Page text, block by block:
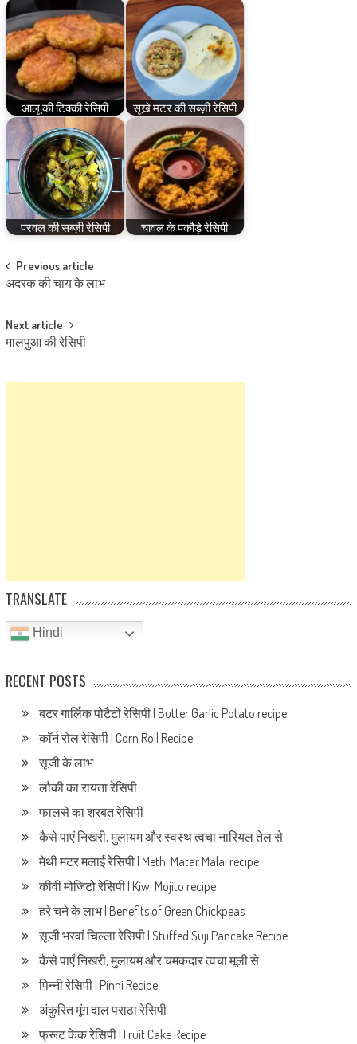
आलू की टिक्की रेसिपी सूखे मटर की सब्ज़ी रेसिपी
परवल की सब्ज़ी रेसिपी चावल के पकौड़े रेसिपी
Post
navigation
Previous article
अदरक की चाय के लाभ
Next article
मालपुआ की रेसिपी
TRANSLATE
Hindi
RECENT POSTS
बटर गार्लिक पोटैटो रेसिपी | Butter Garlic Potato recipe
कॉर्न रोल रेसिपी | Corn Roll Recipe
सूजी के लाभ
लौकी का रायता रेसिपी
फालसे का शरबत रेसिपी
कैसे पाएं निखरी, मुलायम और स्वस्थ त्वचा नारियल तेल से
मेथी मटर मलाई रेसिपी | Methi Matar Malai recipe
कीवी मोजिटो रेसिपी | Kiwi Mojito recipe
हरे चने के लाभ | Benefits of Green Chickpeas
सूजी भरवां चिल्ला रेसिपी | Stuffed Suji Pancake Recipe
कैसे पाएँ निखरी, मुलायम और चमकदार त्वचा मूली से
पिन्नी रेसिपी | Pinni Recipe
अंकुरित मूंग दाल पराठा रेसिपी
फ्रूट केक रेसिपी | Fruit Cake Recipe